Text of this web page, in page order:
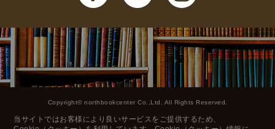
Copyright© northbookcenter Co.,Ltd. All Rights Reserved.
当サイトではお客様により良いサービスをご提供するため、